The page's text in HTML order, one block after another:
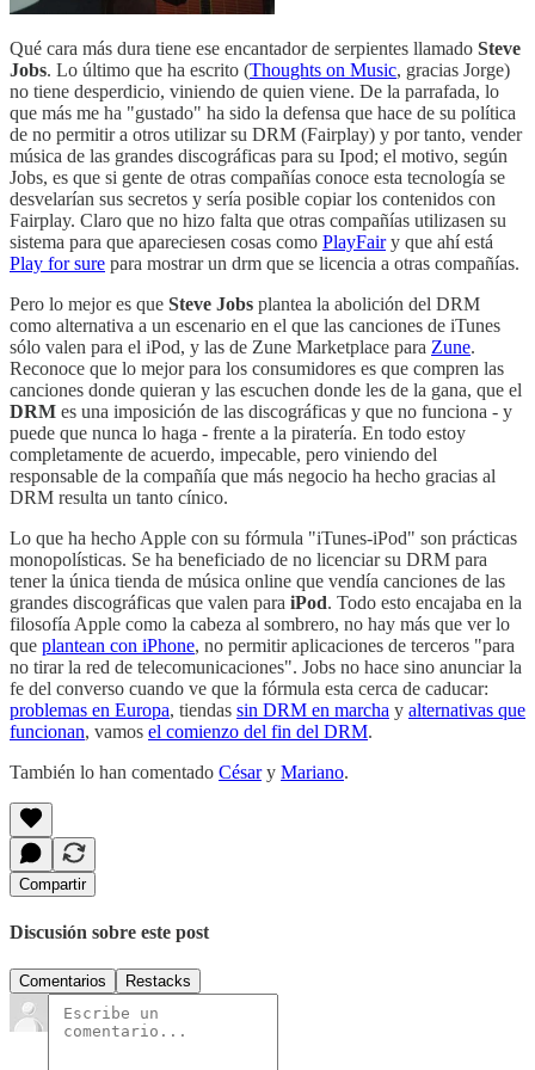
Qué cara más dura tiene ese encantador de serpientes llamado Steve
Jobs. Lo último que ha escrito (Thoughts on Music, gracias Jorge)
no tiene desperdicio, viniendo de quien viene. De la parrafada, lo
que más me ha "gustado" ha sido la defensa que hace de su política
de no permitir a otros utilizar su DRM (Fairplay) y por tanto, vender
música de las grandes discográficas para su Ipod; el motivo, según
Jobs, es que si gente de otras compañías conoce esta tecnología se
desvelarían sus secretos y sería posible copiar los contenidos con
Fairplay. Claro que no hizo falta que otras compañías utilizasen su
sistema para que apareciesen cosas como PlayFairy que ahí está
Play for sure para mostrar un drm que se licencia a otras compañías.
Pero lo mejor es que Steve Jobs plantea la abolición del DRM
como alternativa a un escenario en el que las canciones de iTunes
sólo valen para el iPod, y las de Zune Marketplace para Zune.
Reconoce que lo mejor para los consumidores es que compren las
canciones donde quieran y las escuchen donde les de la gana, que el
DRM es una imposición de las discográficas y que no funciona - y
puede que nunca lo haga - frente a la piratería. En todo estoy
completamente de acuerdo, impecable, pero viniendo del
responsable de la compañía que más negocio ha hecho gracias al
DRM resulta un tanto cínico.
Lo que ha hecho Apple con su fórmula "iTunes-iPod" son prácticas
monopolísticas. Se ha beneficiado de no licenciar su DRM para
tener la única tienda de música online que vendía canciones de las
grandes discográficas que valen para iPod. Todo esto encajaba en la
filosofía Apple como la cabeza al sombrero, no hay más que ver lo
que plantean con iPhone, no permitir aplicaciones de terceros "para
no tirar la red de telecomunicaciones". Jobs no hace sino anunciar la
fe del converso cuando ve que la fórmula esta cerca de caducar:
problemas en Europa, tiendas sin DRM en marcha y alternativas que
funcionan, vamos el comienzo del fin del DRM.
También lo han comentado Césary Mariano.
Compartir
Discusión sobre este post
Comentarios Restacks